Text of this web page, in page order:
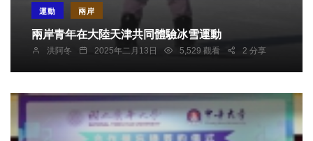
運動 兩岸
兩岸青年在大陸天津共同體驗冰雪運動
洪阿冬 2025年二月13日 5,529 觀看 2 分享